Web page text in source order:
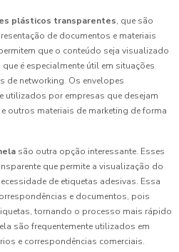
plásticos transparentes, que são
de documentos e materiais
que o conteúdo seja visualizado
é especialmente útil em situações
de networking. Os envelopes
utilizados por empresas que desejam
outros materiais de marketing de forma
são outra opção interessante. Esses
que permite a visualização do
de etiquetas adesivas. Essa
e documentos, pois
tornando o processo mais rápido
são frequentemente utilizados em
e correspondências comerciais.